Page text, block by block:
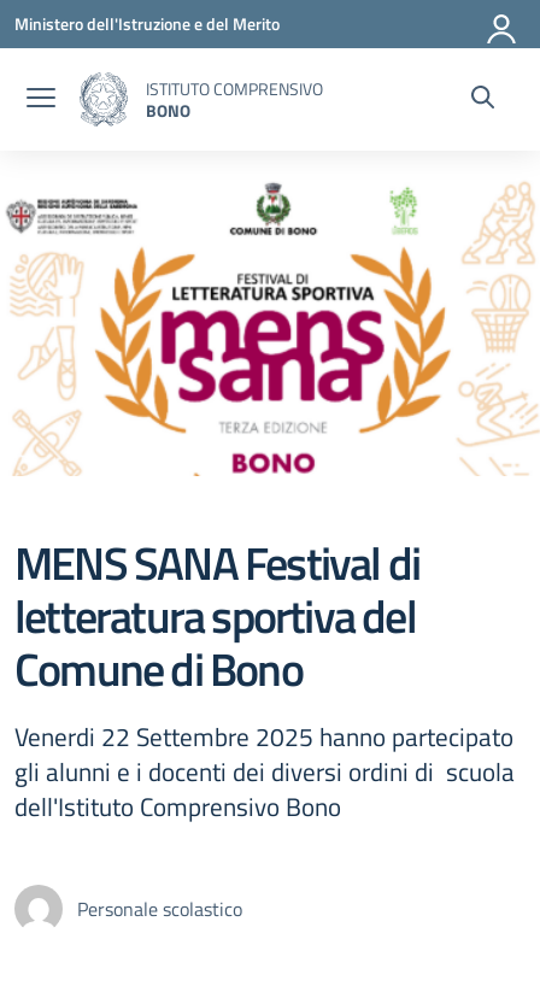
Vai ai contenuti
Vai al menu di navigazione
Vai al footer
Ministero dell'Istruzione e del Merito
ISTITUTO COMPRENSIVO
BONO
MENS SANA Festival di
letteratura sportiva del
Comune di Bono
Venerdi 22 Settembre 2025 hanno partecipato
gli alunni e i docenti dei diversi ordini di scuola
dell'Istituto Comprensivo Bono
Personale scolastico